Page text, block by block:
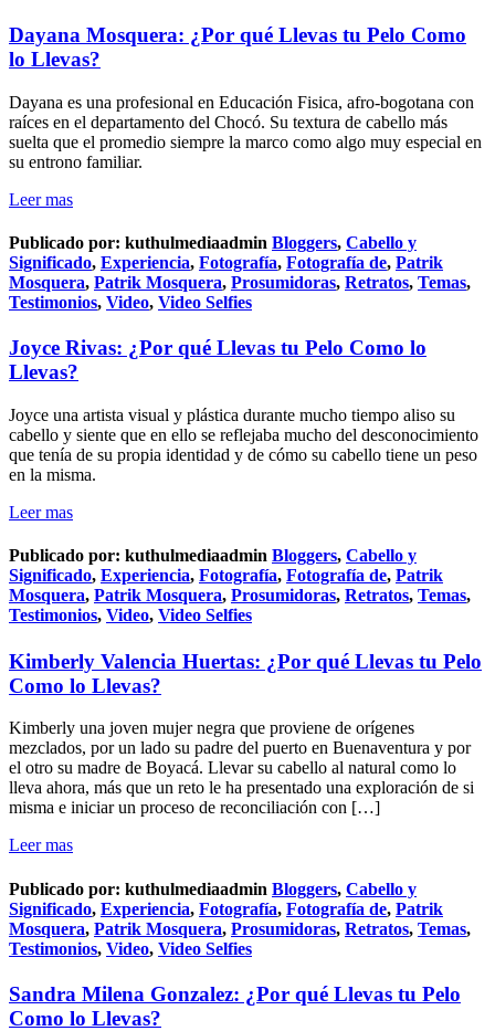
Dayana Mosquera: ¿Por qué Llevas tu Pelo Como
lo Llevas?
Dayana es una profesional en Educación Fisica, afro-bogotana con
raíces en el departamento del Chocó. Su textura de cabello más
suelta que el promedio siempre la marco como algo muy especial en
su entrono familiar.
Leer mas
Publicado por: kuthulmediaadmin Bloggers, Cabello y
Significado, Experiencia, Fotografía, Fotografía de, Patrik
Mosquera, Patrik Mosquera, Prosumidoras, Retratos, Temas,
Testimonios, Video, Video Selfies
Joyce Rivas: ¿Por qué Llevas tu Pelo Como lo
Llevas?
Joyce una artista visual y plástica durante mucho tiempo aliso su
cabello y siente que en ello se reflejaba mucho del desconocimiento
que tenía de su propia identidad y de cómo su cabello tiene un peso
en la misma.
Leer mas
Publicado por: kuthulmediaadmin Bloggers, Cabello y
Significado, Experiencia, Fotografía, Fotografía de, Patrik
Mosquera, Patrik Mosquera, Prosumidoras, Retratos, Temas,
Testimonios, Video, Video Selfies
Kimberly Valencia Huertas: ¿Por qué Llevas tu Pelo
Como lo Llevas?
Kimberly una joven mujer negra que proviene de orígenes
mezclados, por un lado su padre del puerto en Buenaventura y por
el otro su madre de Boyacá. Llevar su cabello al natural como lo
lleva ahora, más que un reto le ha presentado una exploración de si
misma e iniciar un proceso de reconciliación con […]
Leer mas
Publicado por: kuthulmediaadmin Bloggers, Cabello y
Significado, Experiencia, Fotografía, Fotografía de, Patrik
Mosquera, Patrik Mosquera, Prosumidoras, Retratos, Temas,
Testimonios, Video, Video Selfies
Sandra Milena Gonzalez: ¿Por qué Llevas tu Pelo
Como lo Llevas?